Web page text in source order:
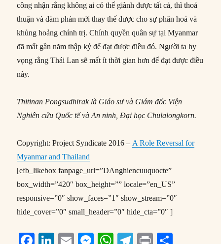
công nhận rằng không ai có thể giành được tất cả, thì thoả
thuận và đàm phán mới thay thế được cho sự phân hoá và
khủng hoảng chính trị. Chính quyền quân sự tại Myanmar
đã mất gần năm thập kỷ để đạt được điều đó. Người ta hy
vọng rằng Thái Lan sẽ mất ít thời gian hơn để đạt được điều
này.
Thitinan Pongsudhirak là Giáo sư và Giám đốc Viện
Nghiên cứu Quốc tế và An ninh, Đại học Chulalongkorn.
Copyright: Project Syndicate 2016 – A Role Reversal for
Myanmar and Thailand
[efb_likebox fanpage_url=”DAnghiencuuquocte”
box_width=”420″ box_height=”” locale=”en_US”
responsive=”0″ show_faces=”1″ show_stream=”0″
hide_cover=”0″ small_header=”0″ hide_cta=”0″ ]